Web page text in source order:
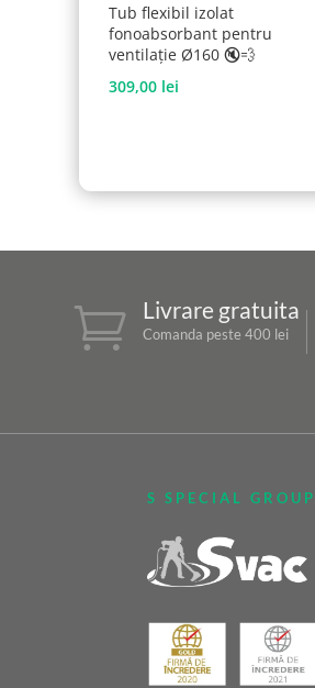
Tub flexibil izolat
fonoabsorbant pentru
ventilație Ø160 🔇💨
309,00 lei
 Livrare gratuita
Comanda peste 400 lei
S SPECIAL